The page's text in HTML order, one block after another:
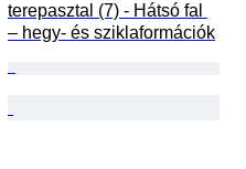
terepasztal (7) - Hátsó fal
– hegy- és sziklaformációk